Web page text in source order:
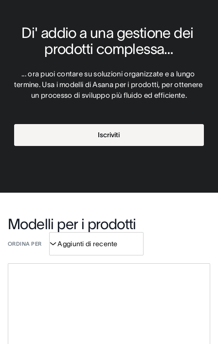
Di' addio a una gestione dei
prodotti complessa…
... ora puoi contare su soluzioni organizzate e a lungo
termine. Usa i modelli di Asana per i prodotti, per ottenere
un processo di sviluppo più fluido ed efficiente.
Iscriviti
Modelli per i prodotti
ORDINA PER